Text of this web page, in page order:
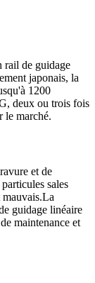
rail de guidage
japonais, la
1200
deux ou trois fois
le marché.
et de
sales
guidage linéaire
maintenance et